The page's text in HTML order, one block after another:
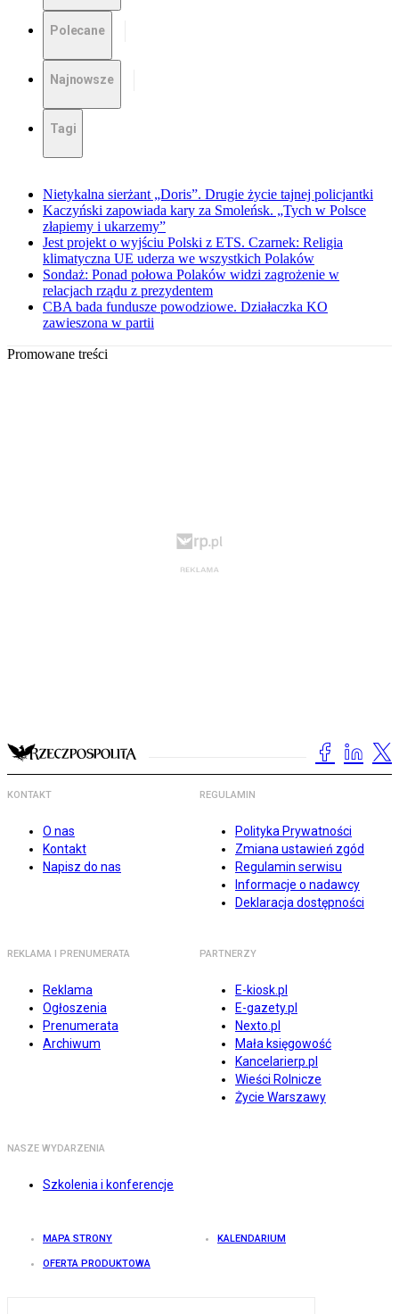
Polecane
Najnowsze
Tagi
Nietykalna sierżant „Doris”. Drugie życie tajnej policjantki
Kaczyński zapowiada kary za Smoleńsk. „Tych w Polsce
złapiemy i ukarzemy”
Jest projekt o wyjściu Polski z ETS. Czarnek: Religia
klimatyczna UE uderza we wszystkich Polaków
Sondaż: Ponad połowa Polaków widzi zagrożenie w
relacjach rządu z prezydentem
CBA bada fundusze powodziowe. Działaczka KO
zawieszona w partii
Promowane treści
KONTAKT
O nas
Kontakt
Napisz do nas
REGULAMIN
Polityka Prywatności
Zmiana ustawień zgód
Regulamin serwisu
Informacje o nadawcy
Deklaracja dostępności
REKLAMA I PRENUMERATA
Reklama
Ogłoszenia
Prenumerata
Archiwum
PARTNERZY
E-kiosk.pl
E-gazety.pl
Nexto.pl
Mała księgowość
Kancelarierp.pl
Wieści Rolnicze
Życie Warszawy
NASZE WYDARZENIA
Szkolenia i konferencje
MAPA STRONY KALENDARIUM
OFERTA PRODUKTOWA